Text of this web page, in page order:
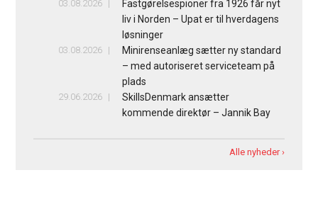
03.08.2026
Fastgørelsespioner fra 1926 får nyt
liv i Norden – Upat er til hverdagens
løsninger
03.08.2026
Minirenseanlæg sætter ny standard
– med autoriseret serviceteam på
plads
29.06.2026
SkillsDenmark ansætter
kommende direktør – Jannik Bay
Alle nyheder ›